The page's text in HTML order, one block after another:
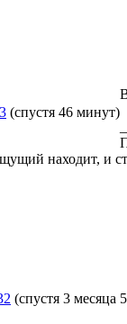
(спустя 46 минут)
находит, и
(спустя 3 месяца